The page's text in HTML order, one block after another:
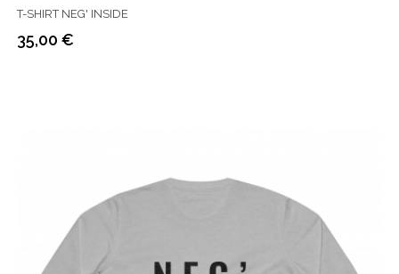
T-SHIRT NEG' INSIDE
Prix
35,00 €